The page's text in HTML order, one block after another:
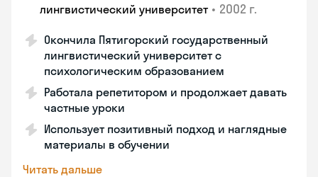
лингвистический университет • 2002 г.
Окончила Пятигорский государственный
лингвистический университет с
психологическим образованием
Работала репетитором и продолжает давать
частные уроки
Использует позитивный подход и наглядные
материалы в обучении
Читать дальше